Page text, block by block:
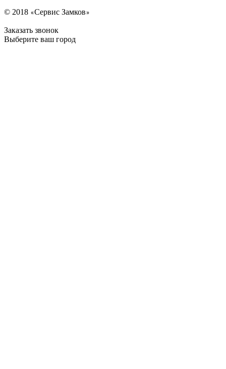
© 2018 «Сервис Замков»
Заказать звонок
Выберите ваш город